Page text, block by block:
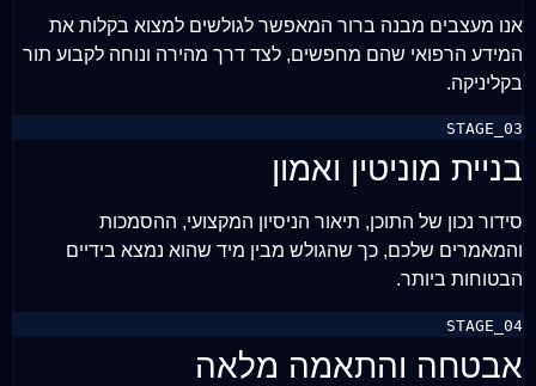
אנו מעצבים מבנה ברור המאפשר לגולשים למצוא בקלות את
המידע הרפואי שהם מחפשים, לצד דרך מהירה ונוחה לקבוע תור
בקליניקה.
STAGE_03
בניית מוניטין ואמון
סידור נכון של התוכן, תיאור הניסיון המקצועי, ההסמכות
והמאמרים שלכם, כך שהגולש מבין מיד שהוא נמצא בידיים
הבטוחות ביותר.
STAGE_04
אבטחה והתאמה מלאה